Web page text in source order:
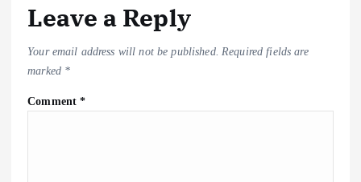
Leave a Reply
Your email address will not be published. Required fields are
marked *
Comment*